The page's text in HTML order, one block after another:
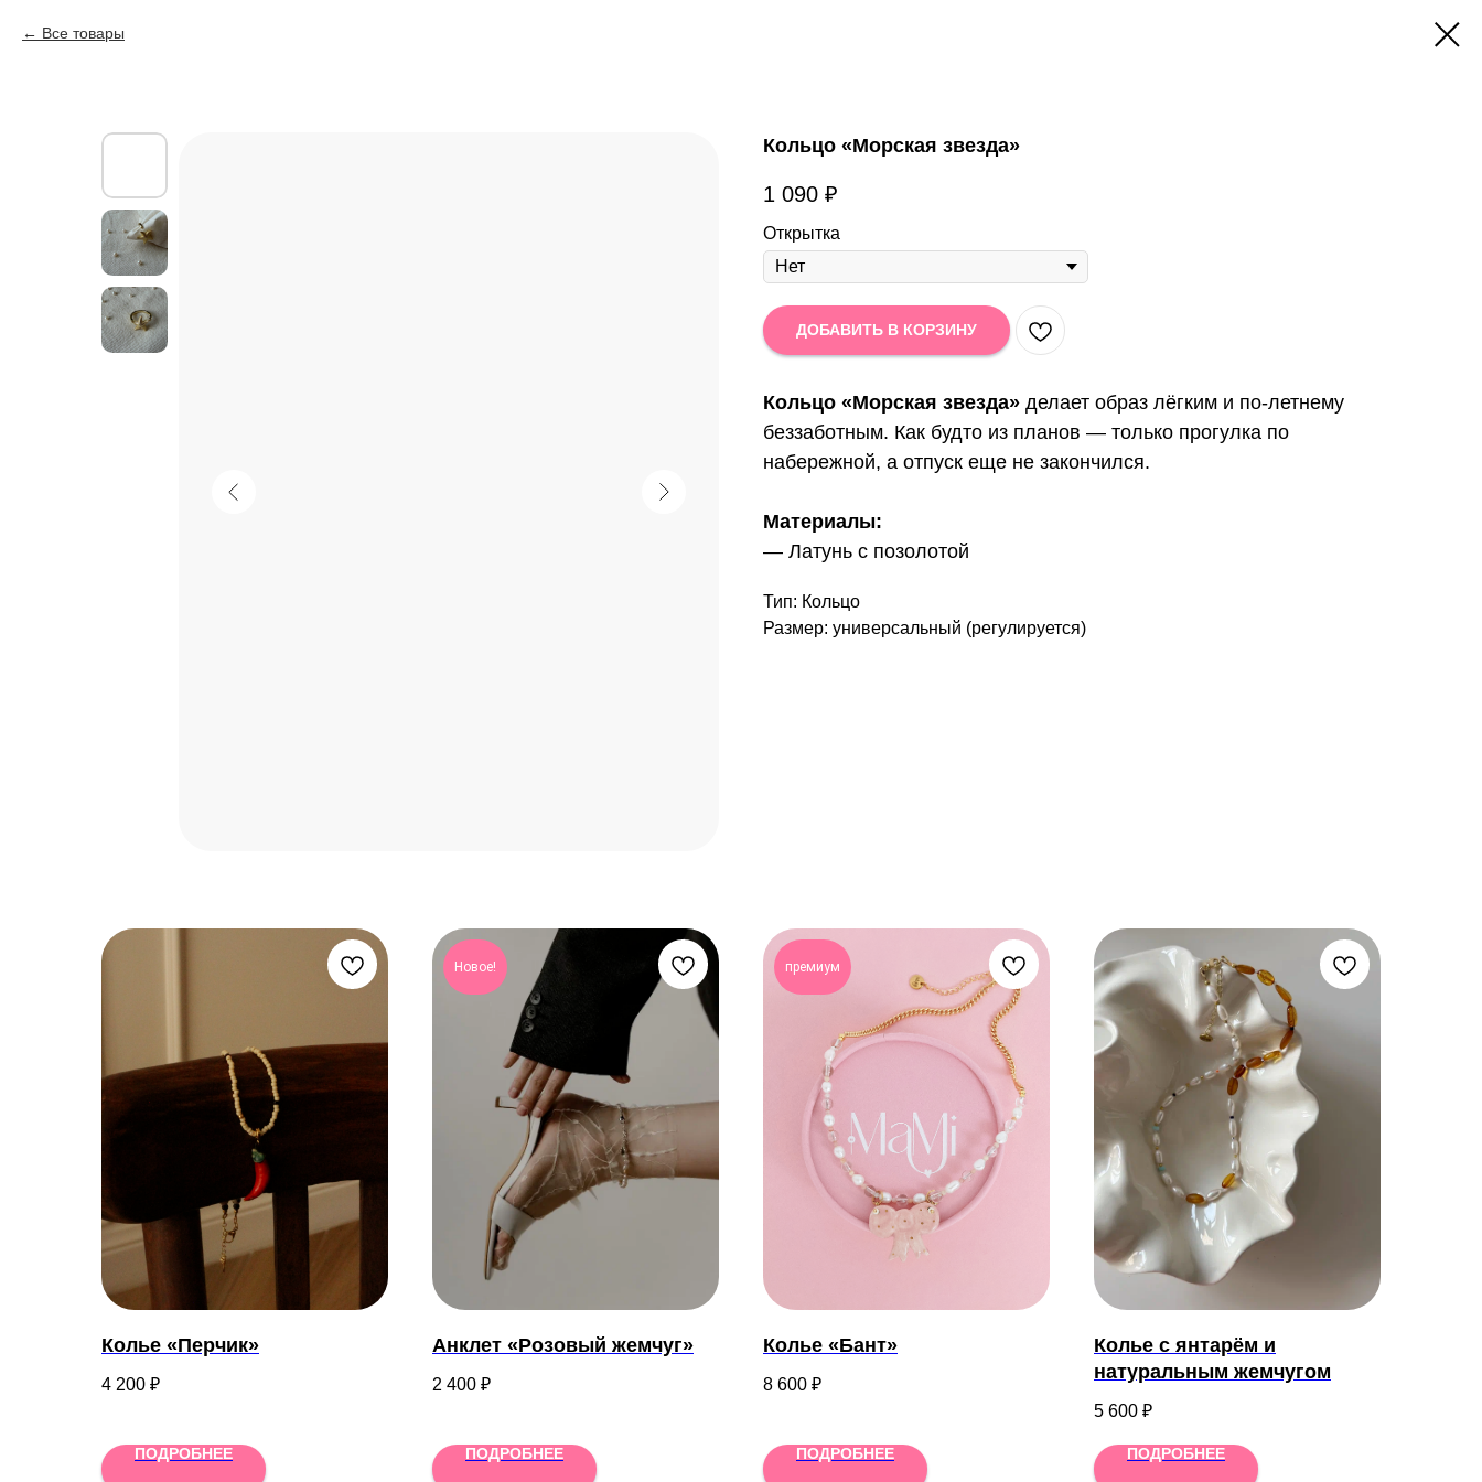
Все товары
Кольцо «Морская звезда»
1 090 ₽
Открытка
ДОБАВИТЬ В КОРЗИНУ
Кольцо «Морская звезда» делает образ лёгким и по-летнему
беззаботным. Как будто из планов — только прогулка по
набережной, а отпуск еще не закончился.
Материалы:
— Латунь с позолотой
Тип: Кольцо
Размер: универсальный (регулируется)
Колье «Перчик»
4 200 ₽
ПОДРОБНЕЕ
Новое!
Анклет «Розовый жемчуг»
2 400 ₽
ПОДРОБНЕЕ
премиум
Колье «Бант»
8 600 ₽
ПОДРОБНЕЕ
Колье с янтарём и
натуральным жемчугом
5 600 ₽
ПОДРОБНЕЕ